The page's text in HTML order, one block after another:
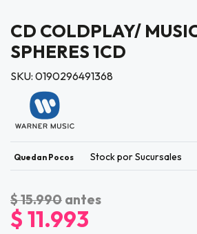
CD COLDPLAY/
SPHERES 1CD
SKU: 0190296491368
Quedan Pocos Stock por Sucursales
$ 15.990 antes
$ 11.993